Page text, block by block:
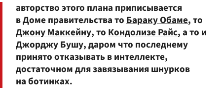
авторство этого плана приписывается
в Доме правительства тоБараку Обаме, то
Джону Маккейну, тоКондолизе Райс, а то и
Джорджу Бушу, даром что последнему
принято отказывать в интеллекте,
достаточном для завязывания шнурков
на ботинках.